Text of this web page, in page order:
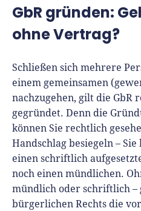
GbR gründen:
ohne Vertrag?
Schließen sich mehrere
einem gemeinsamen
nachzugehen, gilt die GbR
gegründet. Denn die
können Sie rechtlich
Handschlag besiegeln –
einen schriftlich
noch einen mündlichen.
mündlich oder schriftlich –
bürgerlichen Rechts die